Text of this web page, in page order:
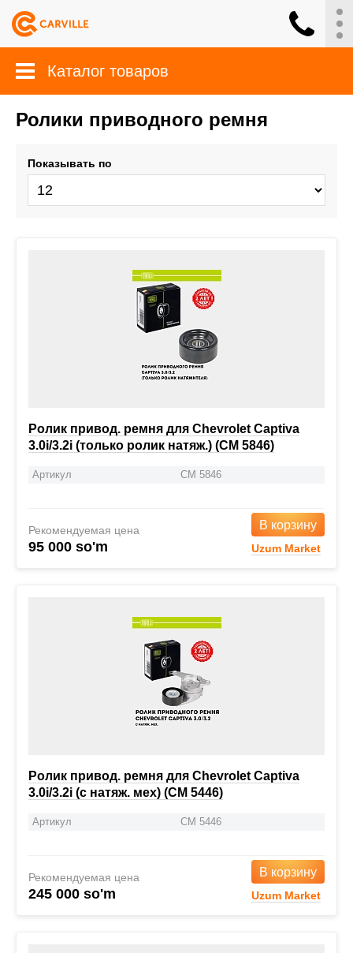
Каталог товаров
Ролики приводного ремня
Показывать по
Ролик привод. ремня для Chevrolet Captiva
3.0i/3.2i (только ролик натяж.) (CM 5846)
Артикул CM 5846
Рекомендуемая цена
95 000 so'm
В корзину
Uzum Market
Ролик привод. ремня для Chevrolet Captiva
3.0i/3.2i (с натяж. мех) (CM 5446)
Артикул CM 5446
Рекомендуемая цена
245 000 so'm
В корзину
Uzum Market